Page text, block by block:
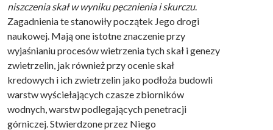
niszczenia skał w wyniku pęcznienia i skurczu.
Zagadnienia te stanowiły początek Jego drogi
naukowej. Mają one istotne znaczenie przy
wyjaśnianiu procesów wietrzenia tych skał i genezy
zwietrzelin, jak również przy ocenie skał
kredowych i ich zwietrzelin jako podłoża budowli
warstw wyściełających czasze zbiorników
wodnych, warstw podlegających penetracji
górniczej. Stwierdzone przez Niego